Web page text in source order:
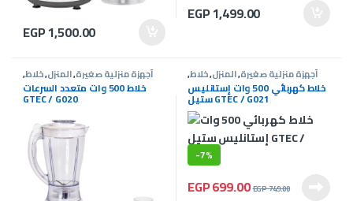
EGP1,500.00
EGP1,499.00
أجهزة منزلية صغيرة,المنزل,خلاط,
عروض G-Tec
خلاط 500 وات متعدد السرعات
GTEC / G020
أجهزة منزلية صغيرة,المنزل,خلاط,
عروض G-Tec
خلاط كهربائي 500 وات إستانليس
ستيل GTEC / G021
-7%
EGP699.00EGP749.00